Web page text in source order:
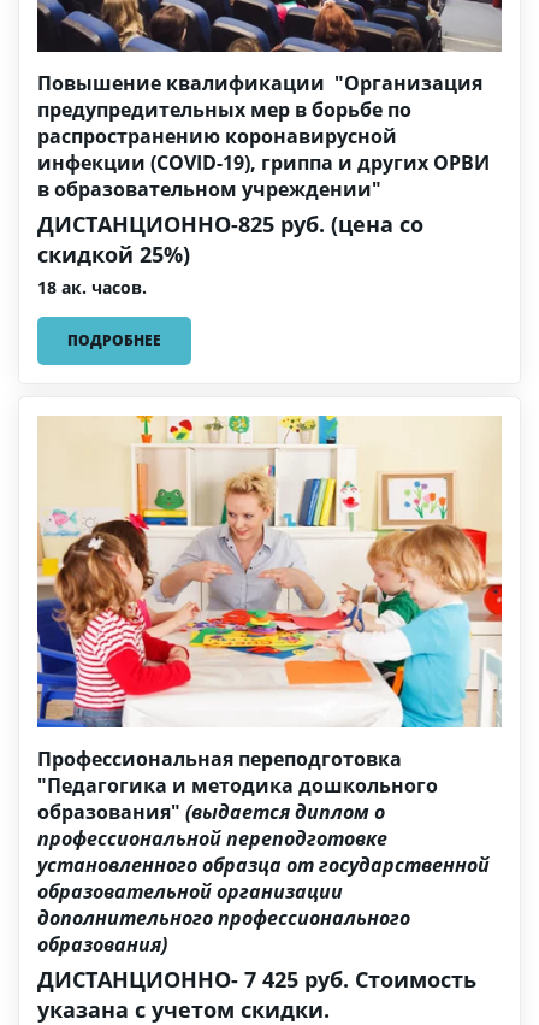
Повышение квалификации "Организация
предупредительных мер в борьбе по
распространению коронавирусной
инфекции (COVID-19), гриппа и других ОРВИ
в образовательном учреждении"
ДИСТАНЦИОННО-825 руб. (цена со
скидкой 25%)
18 ак. часов.
ПОДРОБНЕЕ
Профессиональная переподготовка
"Педагогика и методика дошкольного
образования" (выдается диплом о
профессиональной переподготовке
установленного образца от государственной
образовательной организации
дополнительного профессионального
образования)
ДИСТАНЦИОННО- 7 425 руб. Стоимость
указана с учетом скидки.